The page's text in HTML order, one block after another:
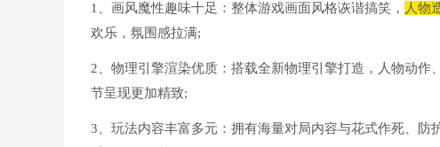
1、画风魔性趣味十足：整体游戏画面风格诙谐搞笑， 人物
欢乐，氛围感拉满;
2、物理引擎渲染优质：搭载全新物理引擎打造，人物动
节呈现更加精致;
3、玩法内容丰富多元：拥有海量对局内容与花式作死、防